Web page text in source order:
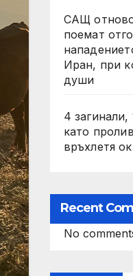
САЩ
поемат
Иран, при
души
4 загинали,
като
връхлетя
Recent
No